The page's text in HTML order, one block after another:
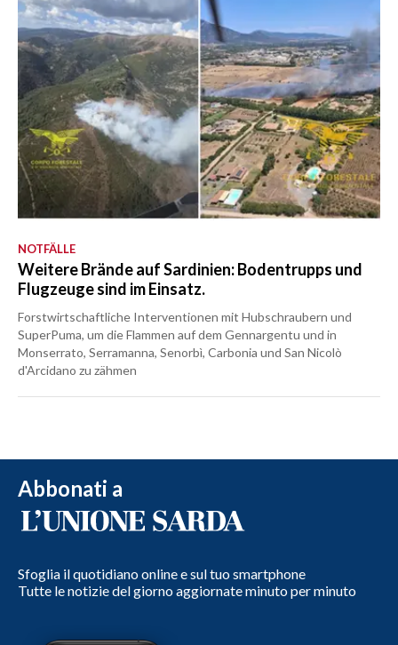
NOTFÄLLE
Weitere Brände auf Sardinien: Bodentrupps und
Flugzeuge sind im Einsatz.
Forstwirtschaftliche Interventionen mit Hubschraubern und
SuperPuma, um die Flammen auf dem Gennargentu und in
Monserrato, Serramanna, Senorbì, Carbonia und San Nicolò
d'Arcidano zu zähmen
Abbonati a
Sfoglia il quotidiano online e sul tuo smartphone
Tutte le notizie del giorno aggiornate minuto per minuto